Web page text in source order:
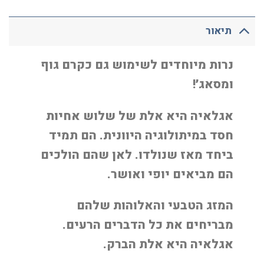
תיאור
נרות מיוחדים לשימוש גם כקרם גוף
ומסאג׳!
אגלאיה היא אלת של שלוש אחיות
חסד במיתולוגיה היוונית. הם תמיד
ביחד מאז שנולדו. לאן שהם הולכים
הם מביאים יופי ואושר.
המזג הטבעי והאלוהות שלהם
מבריחים את כל הדברים הרעים.
אגלאיה היא אלת הברק.